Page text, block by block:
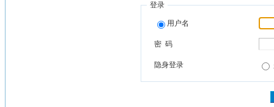
登录
用户名
密 码
隐身登录